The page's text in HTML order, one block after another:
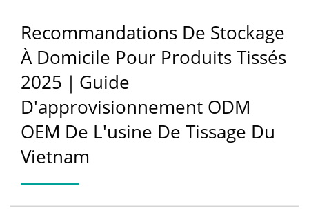
D'APPROVISIONNEMENT
ODM OEM DE L'USINE
DE TISSAGE DU
VIETNAM
Recommandations De Stockage
À Domicile Pour Produits Tissés
2025｜Guide
D'approvisionnement ODM
OEM De L'usine De Tissage Du
Vietnam